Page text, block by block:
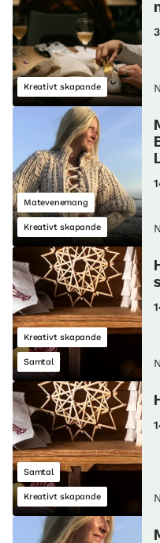
Kreativt skapande
Matevenemang
Kreativt skapande
Kreativt skapande
Samtal
Samtal
Kreativt skapande